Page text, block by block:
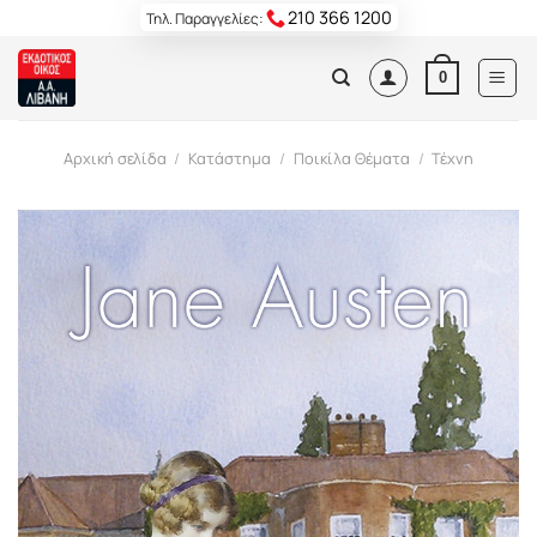
content
Τηλ. Παραγγελίες: 210 366 1200
0
Αρχική σελίδα / Κατάστημα / Ποικίλα Θέματα / Τέχνη